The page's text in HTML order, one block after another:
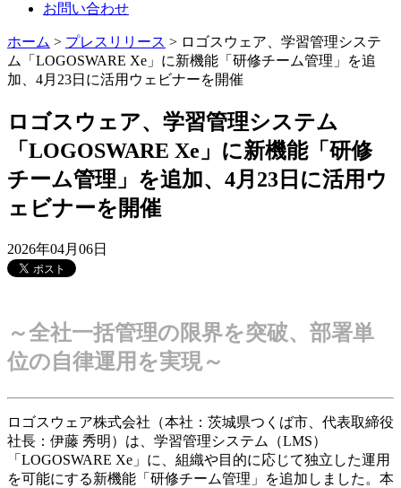
お問い合わせ
ホーム > プレスリリース > ロゴスウェア、学習管理システ
ム「LOGOSWARE Xe」に新機能「研修チーム管理」を追
加、4月23日に活用ウェビナーを開催
ロゴスウェア、学習管理システム
「LOGOSWARE Xe」に新機能「研修
チーム管理」を追加、4月23日に活用ウ
ェビナーを開催
2026年04月06日
～全社一括管理の限界を突破、部署単
位の自律運用を実現～
ロゴスウェア株式会社（本社：茨城県つくば市、代表取締役
社長：伊藤 秀明）は、学習管理システム（LMS）
「LOGOSWARE Xe」に、組織や目的に応じて独立した運用
を可能にする新機能「研修チーム管理」を追加しました。本